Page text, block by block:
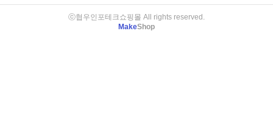
ⓒ협우인포테크쇼핑몰 All rights reserved.
MakeShop